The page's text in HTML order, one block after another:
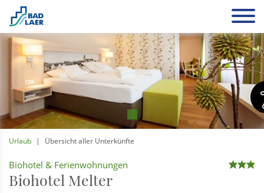
Urlaub Übersicht aller Unterkünfte
Biohotel & Ferienwohnungen AAA
Biohotel Melter